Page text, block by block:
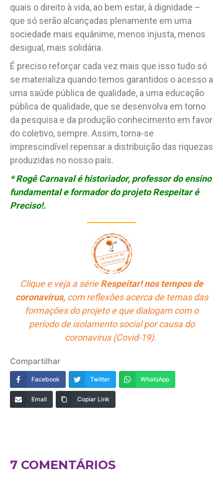
quais o direito à vida, ao bem estar, à dignidade –
que só serão alcançadas plenamente em uma
sociedade mais equânime, menos injusta, menos
desigual, mais solidária.
É preciso reforçar cada vez mais que isso tudo só
se materializa quando temos garantidos o acesso a
uma saúde pública de qualidade, a uma educação
pública de qualidade, que se desenvolva em torno
da pesquisa e da produção conhecimento em favor
do coletivo, sempre. Assim, torna-se
imprescindível repensar a distribuição das riquezas
produzidas no nosso país.
* Rogê Carnaval é historiador, professor do ensino
fundamental e formador do projeto Respeitar é
Preciso!.
Clique e veja a sérieRespeitar! nos tempos de
coronavírus,com reflexões acerca de temas das
formações do projeto e que dialogam com o
período de isolamento social por causa do
coronavírus (Covid-19).
Compartilhar
Facebook Twitter WhatsApp
Email Copiar Link
7 COMENTÁRIOS